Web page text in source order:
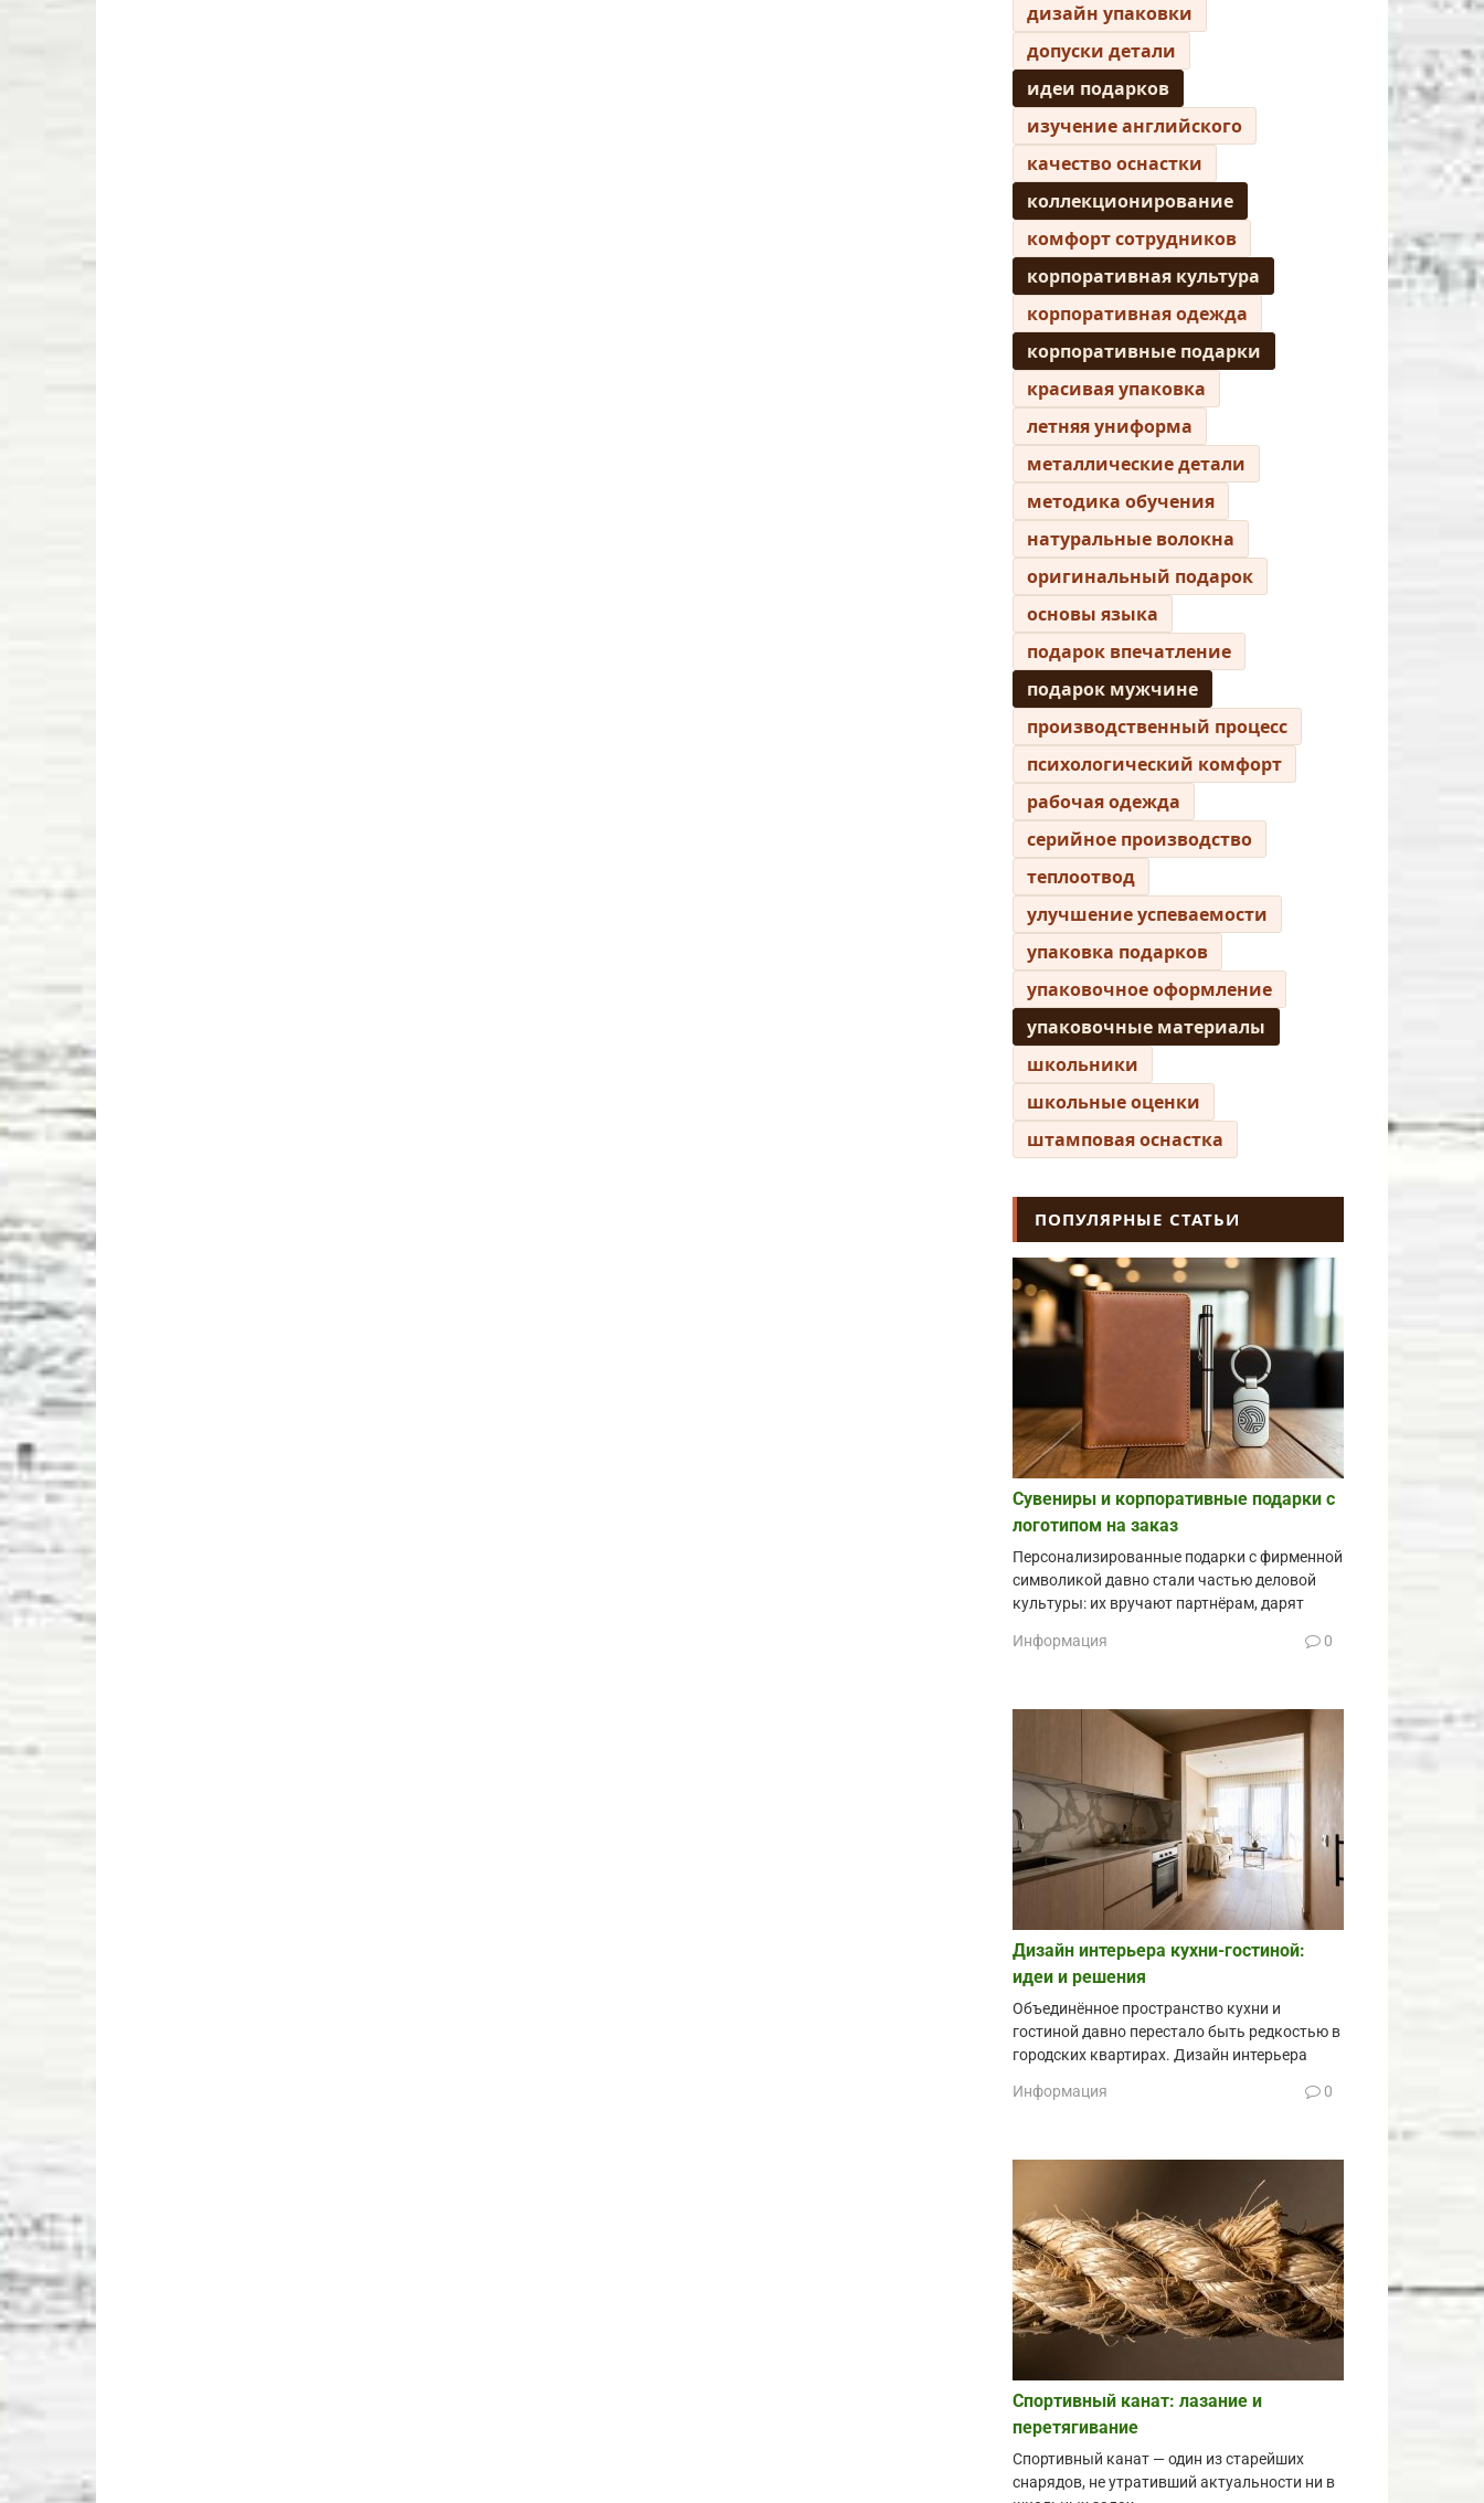
дизайн упаковки
допуски детали
идеи подарков
изучение английского
качество оснастки
коллекционирование
комфорт сотрудников
корпоративная культура
корпоративная одежда
корпоративные подарки
красивая упаковка
летняя униформа
металлические детали
методика обучения
натуральные волокна
оригинальный подарок
основы языка
подарок впечатление
подарок мужчине
производственный процесс
психологический комфорт
рабочая одежда
серийное производство
теплоотвод
улучшение успеваемости
упаковка подарков
упаковочное оформление
упаковочные материалы
школьники
школьные оценки
штамповая оснастка
ПОПУЛЯРНЫЕ СТАТЬИ
Сувениры и корпоративные подарки с
логотипом на заказ
Персонализированные подарки с фирменной
символикой давно стали частью деловой
культуры: их вручают партнёрам, дарят
Информация 0
Дизайн интерьера кухни-гостиной:
идеи и решения
Объединённое пространство кухни и
гостиной давно перестало быть редкостью в
городских квартирах. Дизайн интерьера
Информация 0
Спортивный канат: лазание и
перетягивание
Спортивный канат — один из старейших
снарядов, не утративший актуальности ни в